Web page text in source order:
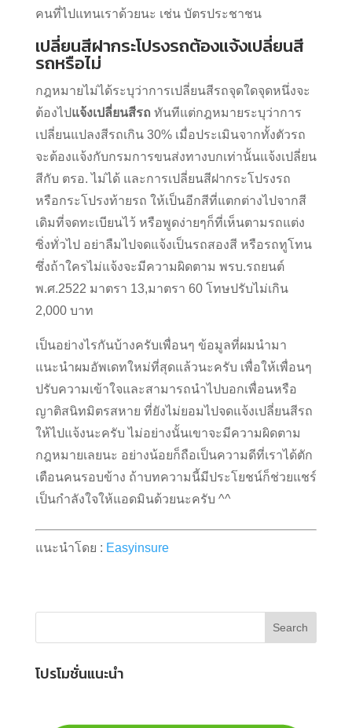
คนที่ไปแทนเราด้วยนะ เช่น บัตรประชาชน
เปลี่ยนสีฝากระโปรงรถต้องแจ้งเปลี่ยนสี
รถหรือไม่
กฎหมายไม่ได้ระบุว่าการเปลี่ยนสีรถจุดใดจุดหนึ่งจะ
ต้องไป แจ้งเปลี่ยนสีรถ ทันทีแต่กฎหมายระบุว่าการ
เปลี่ยนแปลงสีรถเกิน 30% เมื่อประเมินจากทั้งตัวรถ
จะต้องแจ้งกับกรมการขนส่งทางบกเท่านั้นแจ้งเปลี่ยน
สีกับ ตรอ. ไม่ได้ และการเปลี่ยนสีฝากระโปรงรถ
หรือกระโปรงท้ายรถ ให้เป็นอีกสีที่แตกต่างไปจากสี
เดิมที่จดทะเบียนไว้ หรือพูดง่ายๆก็ที่เห็นตามรถแต่ง
ซิ่งทั่วไป อย่าลืมไปจดแจ้งเป็นรถสองสี หรือรถทูโทน
ซึ่งถ้าใครไม่แจ้งจะมีความผิดตาม พรบ.รถยนต์
พ.ศ.2522 มาตรา 13,มาตรา 60 โทษปรับไม่เกิน
2,000 บาท
เป็นอย่างไรกันบ้างครับเพื่อนๆ ข้อมูลที่ผมนำมา
แนะนำผมอัพเดทใหม่ที่สุดแล้วนะครับ เพื่อให้เพื่อนๆ
ปรับความเข้าใจและสามารถนำไปบอกเพื่อนหรือ
ญาติสนิทมิตรสหาย ที่ยังไม่ยอมไปจดแจ้งเปลี่ยนสีรถ
ให้ไปแจ้งนะครับ ไม่อย่างนั้นเขาจะมีความผิดตาม
กฎหมายเลยนะ อย่างน้อยก็ถือเป็นความดีที่เราได้ตัก
เตือนคนรอบข้าง ถ้าบทความนี้มีประโยชน์ก็ช่วยแชร์
เป็นกำลังใจให้แอดมินด้วยนะครับ ^^
แนะนำโดย : Easyinsure
โปรโมชั่นแนะนำ